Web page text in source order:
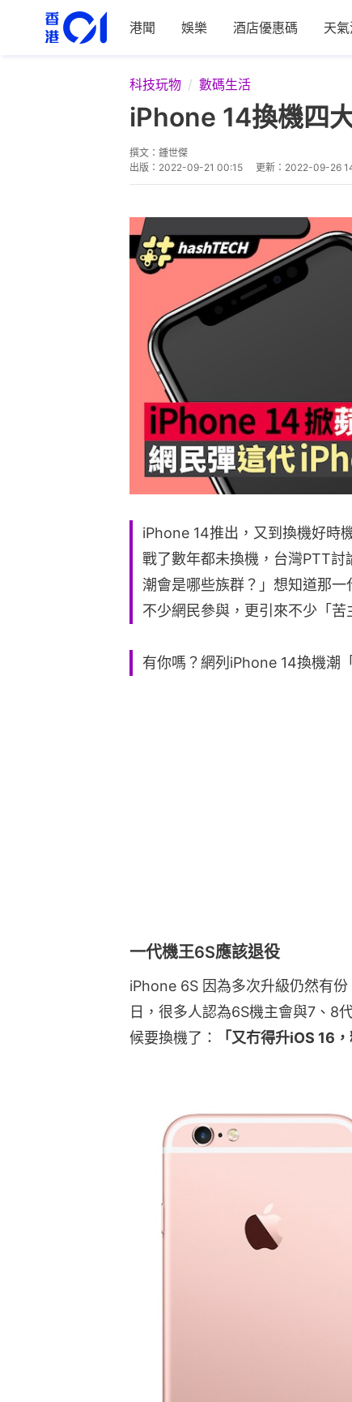
港聞 娛樂 酒店優惠碼 天
科技玩物 數碼生活
iPhone 14換機四
撰文： 鍾世傑
出版： 2022-09-21 00:15 更新： 2022-09-26
iPhone 14推出，又到換機好時
戰了數年都未換機，台灣PTT
潮會是哪些族群？」想知道那
不少網民參與，更引來不少「
有你嗎？網列iPhone 14換機潮
一代機王6S應該退役
iPhone 6S 因為多次升級仍然有
日，很多人認為6S機主會與7、8
候要換機了：
「又冇得升iOS 16